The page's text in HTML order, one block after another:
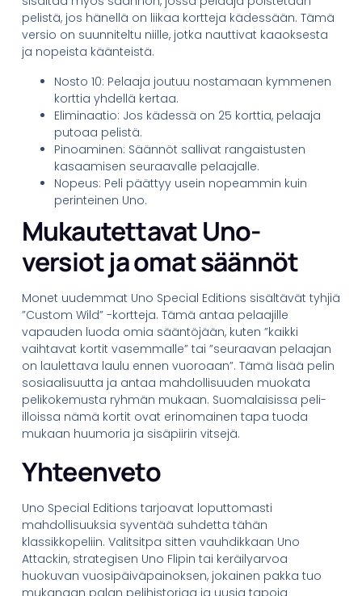
pelistä, jos hänellä on liikaa kortteja kädessään. Tämä
versio on suunniteltu niille, jotka nauttivat kaaoksesta
ja nopeista käänteistä.
Nosto 10: Pelaaja joutuu nostamaan kymmenen
korttia yhdellä kertaa.
Eliminaatio: Jos kädessä on 25 korttia, pelaaja
putoaa pelistä.
Pinoaminen: Säännöt sallivat rangaistusten
kasaamisen seuraavalle pelaajalle.
Nopeus: Peli päättyy usein nopeammin kuin
perinteinen Uno.
Mukautettavat Uno-
versiot ja omat säännöt
Monet uudemmat Uno Special Editions sisältävät tyhjiä
”Custom Wild” -kortteja. Tämä antaa pelaajille
vapauden luoda omia sääntöjään, kuten ”kaikki
vaihtavat kortit vasemmalle” tai ”seuraavan pelaajan
on laulettava laulu ennen vuoroaan”. Tämä lisää pelin
sosiaalisuutta ja antaa mahdollisuuden muokata
pelikokemusta ryhmän mukaan. Suomalaisissa peli-
illoissa nämä kortit ovat erinomainen tapa tuoda
mukaan huumoria ja sisäpiirin vitsejä.
Yhteenveto
Uno Special Editions tarjoavat loputtomasti
mahdollisuuksia syventää suhdetta tähän
klassikkopeliin. Valitsitpa sitten vauhdikkaan Uno
Attackin, strategisen Uno Flipin tai keräilyarvoa
huokuvan vuosipäiväpainoksen, jokainen pakka tuo